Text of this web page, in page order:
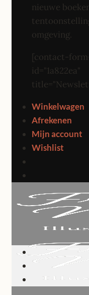
nieuwe
omgeving.
[contact-
id="1a822ea"
Winkelwagen
Afrekenen
Mijn account
Wishlist